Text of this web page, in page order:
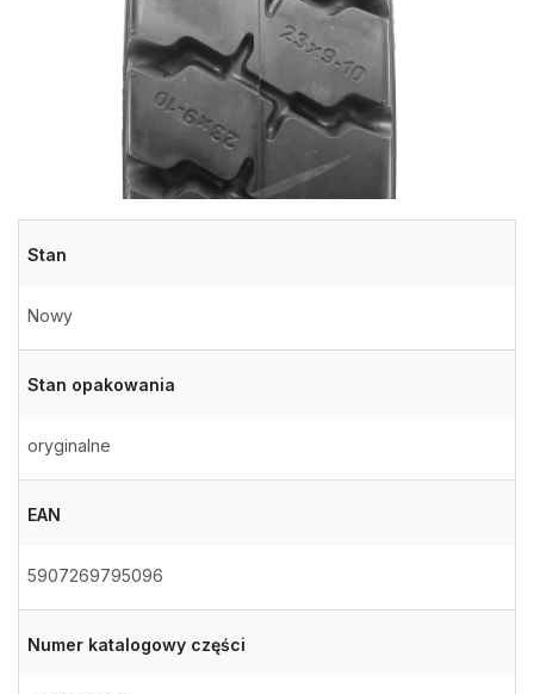
Stan
Nowy
Stan opakowania
oryginalne
EAN
5907269795096
Numer katalogowy części